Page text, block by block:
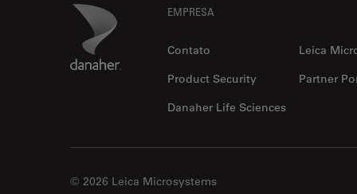
Danaher Logo EMPRESA
Contato
Leica
Product Security
Partner
Danaher Life Sciences
© 2026 Leica Microsystems